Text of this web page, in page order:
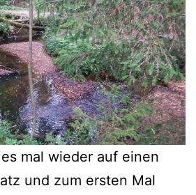
mal wieder auf einen
und zum ersten Mal